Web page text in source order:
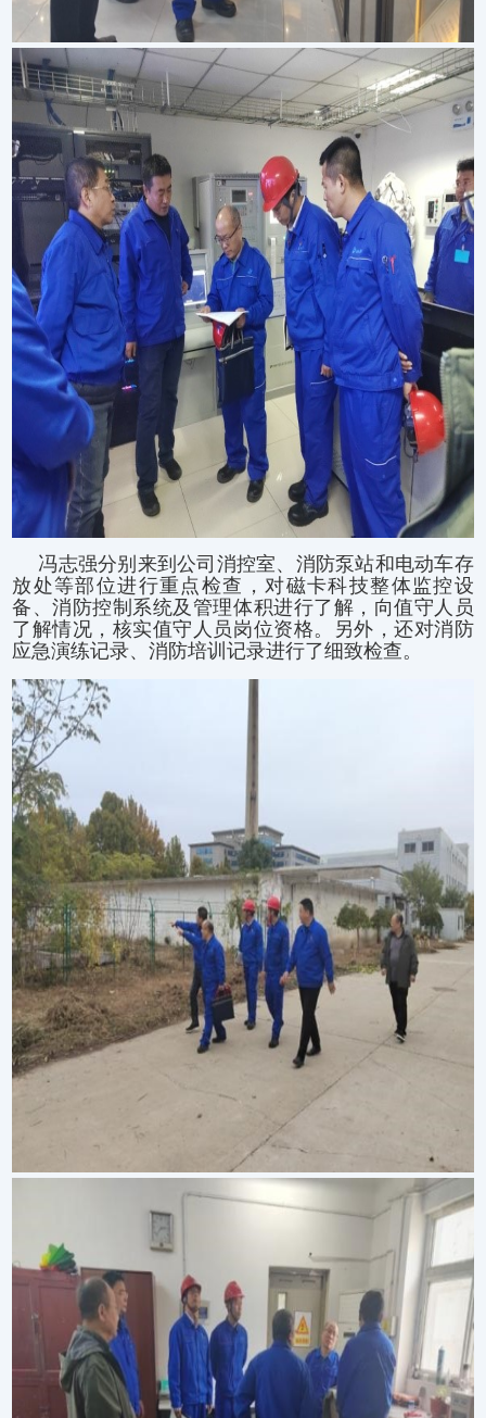
冯志强分别来到公司消控室、消防泵站和电动车存
放处等部位进行重点检查，对磁卡科技整体监控设
备、消防控制系统及管理体积进行了解，向值守人员
了解情况，核实值守人员岗位资格。另外，还对消防
应急演练记录、消防培训记录进行了细致检查。